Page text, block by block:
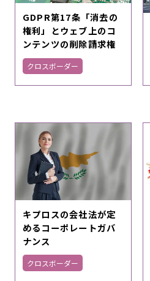
GDPR第17条「消去の
権利」とウェブ上のコ
ンテンツの削除請求権
クロスボーダー
キプロスの会社法が定
めるコーポレートガバ
ナンス
クロスボーダー